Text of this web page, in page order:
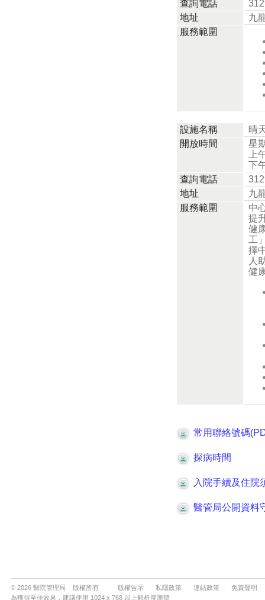
© 2026 醫院管理局 版權所有 版權告示 私隱政策 連結政策
免責聲明
為獲得至佳效果，建議使用 1024 x 768 以上解析度瀏覽